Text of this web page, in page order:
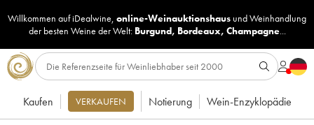
Willkommen auf iDealwine, online-Weinauktionshaus undWeinhandlung
der besten Weine der Welt: Burgund, Bordeaux, Champagne...
Kaufen VERKAUFEN Notierung Wein-Enzyklopädie